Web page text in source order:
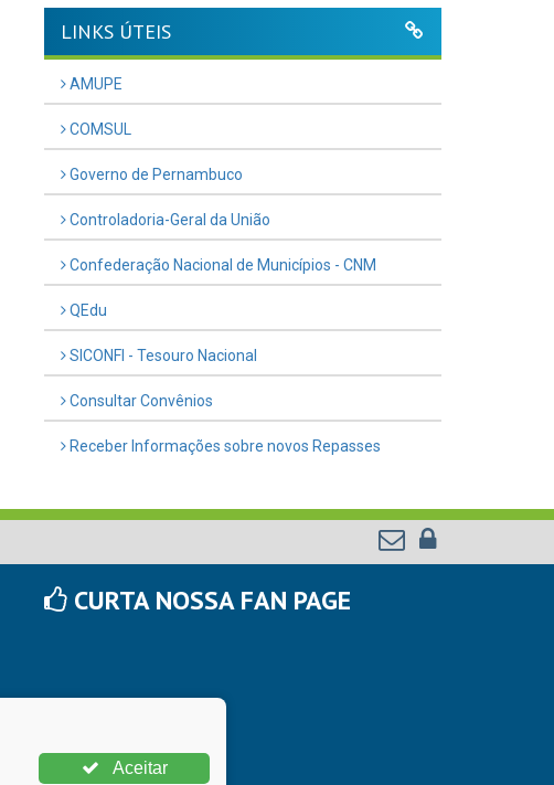
LINKS ÚTEIS
AMUPE
COMSUL
Governo de Pernambuco
Controladoria-Geral da União
Confederação Nacional de Municípios - CNM
QEdu
SICONFI - Tesouro Nacional
Consultar Convênios
Receber Informações sobre novos Repasses
CURTA NOSSA FAN PAGE
Aceitar